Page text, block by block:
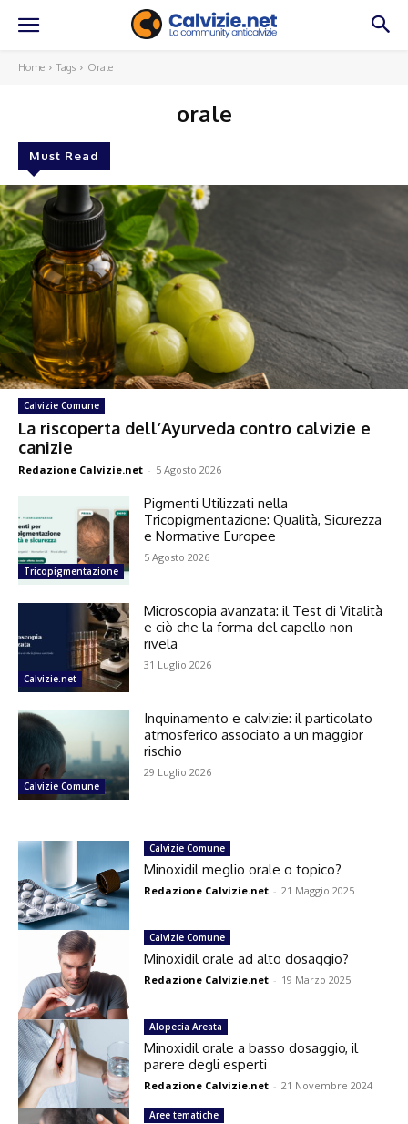
Home Tags Orale
orale
Must Read
Calvizie Comune
La riscoperta dell’Ayurveda contro calvizie e
canizie
Redazione Calvizie.net - 5 Agosto 2026
Tricopigmentazione
Pigmenti Utilizzati nella
Tricopigmentazione: Qualità, Sicurezza
e Normative Europee
5 Agosto 2026
Calvizie.net
Microscopia avanzata: il Test di Vitalità
e ciò che la forma del capello non
rivela
31 Luglio 2026
Calvizie Comune
Inquinamento e calvizie: il particolato
atmosferico associato a un maggior
rischio
29 Luglio 2026
Calvizie Comune
Minoxidil meglio orale o topico?
Redazione Calvizie.net - 21 Maggio 2025
Calvizie Comune
Minoxidil orale ad alto dosaggio?
Redazione Calvizie.net - 19 Marzo 2025
Alopecia Areata
Minoxidil orale a basso dosaggio, il
parere degli esperti
Redazione Calvizie.net - 21 Novembre 2024
Aree tematiche